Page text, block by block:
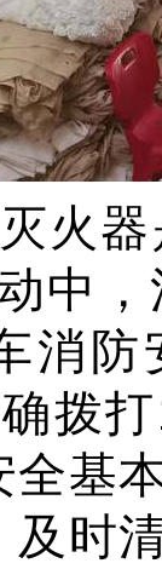
火
，
消防
拨打
全基
及时